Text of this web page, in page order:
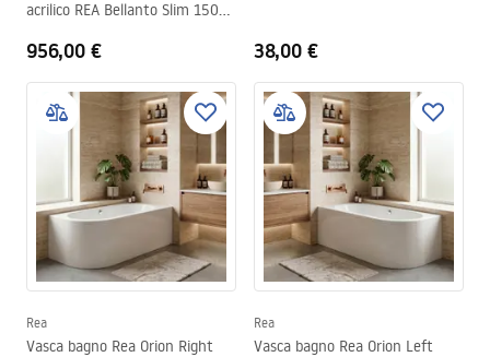
acrilico REA Bellanto Slim 150
956,00 € 38,00 €
Rea
Vasca bagno Rea Orion Right
Rea
Vasca bagno Rea Orion Left